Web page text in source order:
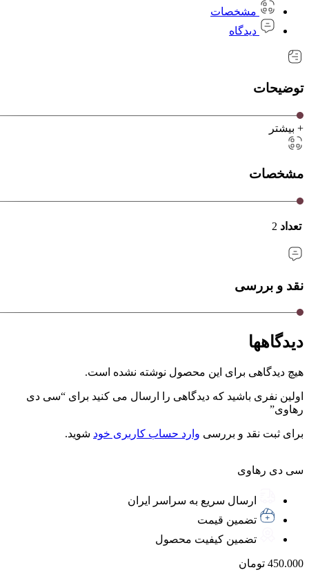
مشخصات
دیدگاه
توضیحات
+ بیشتر
مشخصات
تعداد 2
نقد و بررسی
دیدگاهها
هیچ دیدگاهی برای این محصول نوشته نشده است.
اولین نفری باشید که دیدگاهی را ارسال می کنید برای “سی دی
رهاوی”
برای ثبت نقد و بررسی وارد حساب کاربری خود شوید.
سی دی رهاوی
ارسال سریع به سراسر ایران
تضمین قیمت
تضمین کیفیت محصول
450.000 تومان